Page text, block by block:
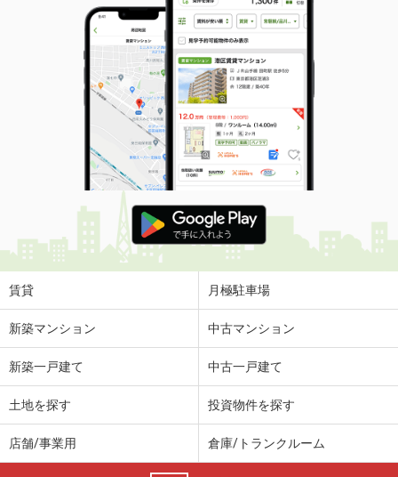
賃貸 月極駐車場
新築マンション 中古マンション
新築一戸建て 中古一戸建て
土地を探す 投資物件を探す
店舗/事業用 倉庫/トランクルーム